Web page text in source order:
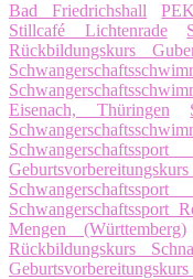
Bad Friedrichshall
Stillcafé Lichtenrade
Rückbildungskurs
Eisenach, Thüringen
Schwangerschaftssport
Mengen (Württemberg)
Rückbildungskurs